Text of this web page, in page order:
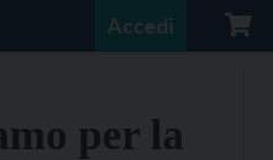
Accedi
per la